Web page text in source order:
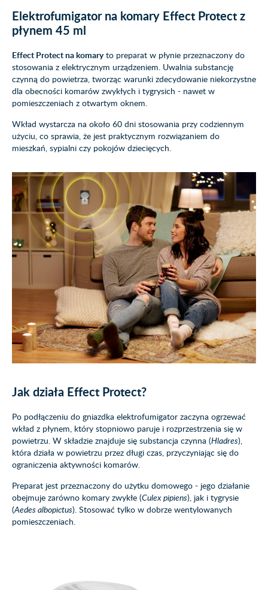
Elektrofumigator na komary Effect Protect z
płynem 45 ml
Effect Protect na komaryto preparat w płynie przeznaczony do
stosowania z elektrycznym urządzeniem. Uwalnia substancję
czynną do powietrza, tworząc warunki zdecydowanie niekorzystne
dla obecności komarów zwykłych i tygrysich - nawet w
pomieszczeniach z otwartym oknem.
Wkład wystarcza na około 60 dni stosowania przy codziennym
użyciu, co sprawia, że jest praktycznym rozwiązaniem do
mieszkań, sypialni czy pokojów dziecięcych.
Jak działa Effect Protect?
Po podłączeniu do gniazdka elektrofumigator zaczyna ogrzewać
wkład z płynem, który stopniowo paruje i rozprzestrzenia się w
powietrzu. W składzie znajduje się substancja czynna (Hladres),
która działa w powietrzu przez długi czas, przyczyniając się do
ograniczenia aktywności komarów.
Preparat jest przeznaczony do użytku domowego - jego działanie
obejmuje zarówno komary zwykłe (Culex pipiens), jak i tygrysie
(Aedes albopictus). Stosować tylko w dobrze wentylowanych
pomieszczeniach.